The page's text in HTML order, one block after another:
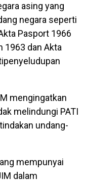
asing yang
negara seperti
Pasport 1966
1963 dan Akta
mengingatkan
melindungi PATI
undang-
mempunyai
dalam